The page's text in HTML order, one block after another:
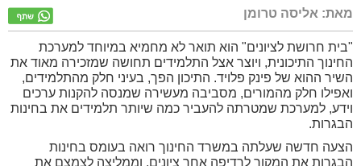
מאת: אליסה טרומן
"בית חרושת לציונים" הוא תואר לא מחמיא במיוחד למערכת
החינוך התיכונית, ויוצר אצל התלמידים תחושה שמזכירה מאוד את
השיר ההוא של פינק פלויד. התיכון הפך, בעיני חלק מהתלמידים,
ואפילו חלק מהמורים, מסביבה מעשירה שמנסה להקנות ערכים
וידע, למערכת שמטרתה להעביר כמה שיותר תלמידים את בחינות
הבגרות.
הצעה חדשה שעלתה במשרד החינוך רואה בעומס בחינות
הבגרות את המקור לרדיפה אחר ציונים, וממליצה לצמצם את